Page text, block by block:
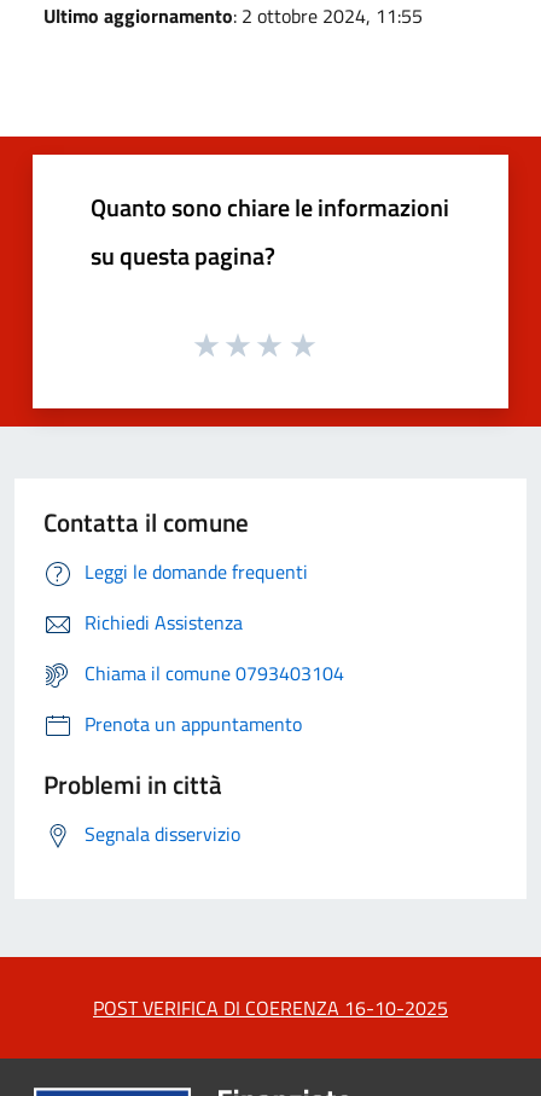
Ultimo aggiornamento: 2 ottobre 2024, 11:55
Quanto sono chiare le informazioni
su questa pagina?
Contatta il comune
Leggi le domande frequenti
Richiedi Assistenza
Chiama il comune 0793403104
Prenota un appuntamento
Problemi in città
Segnala disservizio
POST VERIFICA DI COERENZA 16-10-2025